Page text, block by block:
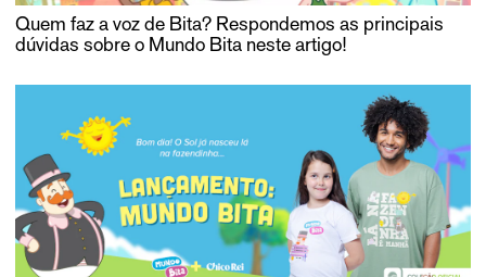
Quem faz a voz de Bita? Respondemos as principais
dúvidas sobre o Mundo Bita neste artigo!